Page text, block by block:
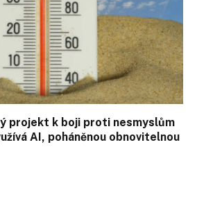
projekt k boji proti nesmyslům
AI, poháněnou obnovitelnou